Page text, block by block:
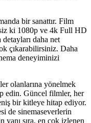
bir sanattır. Film
ki 1080p ve 4k Full HD
daha net
çıkarabilirsiniz. Daha
deneyiminizi
olanlarına yönelmek
edin. Güncel filmler, her
bir kitleye hitap ediyor.
de sinemaseverlerin
yanı sıra, en çok izlenen